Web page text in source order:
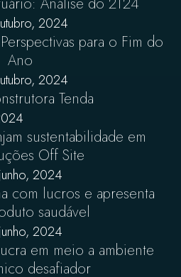
2024
para o Fim do
Ano
2024
Tenda
sustentabilidade em
Off Site
2024
com lucros e apresenta
saudável
2024
em meio a ambiente
desafiador